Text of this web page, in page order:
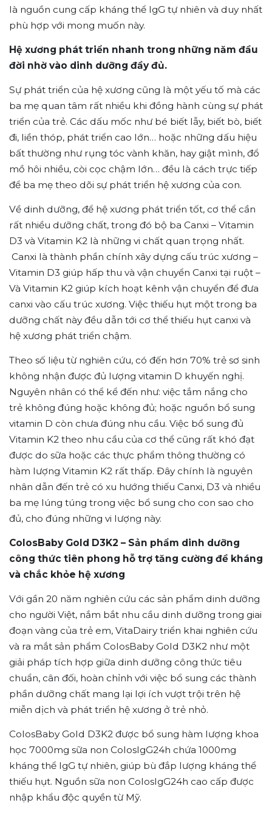
là nguồn cung cấp kháng thể IgG tự nhiên và duy nhất
phù hợp với mong muốn này.
Hệ xương phát triển nhanh trong những năm đầu
đời nhờ vào dinh dưỡng đầy đủ.
Sự phát triển của hệ xương cũng là một yếu tố mà các
ba mẹ quan tâm rất nhiều khi đồng hành cùng sự phát
triển của trẻ. Các dấu mốc như bé biết lẫy, biết bò, biết
đi, liền thóp, phát triển cao lớn… hoặc những dấu hiệu
bất thường như rụng tóc vành khăn, hay giật mình, đổ
mồ hôi nhiều, còi cọc chậm lớn… đều là cách trực tiếp
để ba mẹ theo dõi sự phát triển hệ xương của con.
Về dinh dưỡng, để hệ xương phát triển tốt, cơ thể cần
rất nhiều dưỡng chất, trong đó bộ ba Canxi – Vitamin
D3 và Vitamin K2 là những vi chất quan trọng nhất.
Canxi là thành phần chính xây dựng cấu trúc xương –
Vitamin D3 giúp hấp thu và vận chuyển Canxi tại ruột –
Và Vitamin K2 giúp kích hoạt kênh vận chuyển để đưa
canxi vào cấu trúc xương. Việc thiếu hụt một trong ba
dưỡng chất này đều dẫn tới cơ thể thiếu hụt canxi và
hệ xương phát triển chậm.
Theo số liệu từ nghiên cứu, có đến hơn 70% trẻ sơ sinh
không nhận được đủ lượng vitamin D khuyến nghị.
Nguyên nhân có thể kể đến như: việc tắm nắng cho
trẻ không đúng hoặc không đủ; hoặc nguồn bổ sung
vitamin D còn chưa đúng nhu cầu. Việc bổ sung đủ
Vitamin K2 theo nhu cầu của cơ thể cũng rất khó đạt
được do sữa hoặc các thực phẩm thông thường có
hàm lượng Vitamin K2 rất thấp. Đây chính là nguyên
nhân dẫn đến trẻ có xu hướng thiếu Canxi, D3 và nhiều
ba mẹ lúng túng trong việc bổ sung cho con sao cho
đủ, cho đúng những vi lượng này.
ColosBaby Gold D3K2 – Sản phẩm dinh dưỡng
công thức tiên phong hỗ trợ tăng cường đề kháng
và chắc khỏe hệ xương
Với gần 20 năm nghiên cứu các sản phẩm dinh dưỡng
cho người Việt, nắm bắt nhu cầu dinh dưỡng trong giai
đoạn vàng của trẻ em, VitaDairy triển khai nghiên cứu
và ra mắt sản phẩm ColosBaby Gold D3K2 như một
giải pháp tích hợp giữa dinh dưỡng công thức tiêu
chuẩn, cân đối, hoàn chỉnh với việc bổ sung các thành
phần dưỡng chất mang lại lợi ích vượt trội trên hệ
miễn dịch và phát triển hệ xương ở trẻ nhỏ.
ColosBaby Gold D3K2 được bổ sung hàm lượng khoa
học 7000mg sữa non ColosIgG24h chứa 1000mg
kháng thể IgG tự nhiên, giúp bù đắp lượng kháng thể
thiếu hụt. Nguồn sữa non ColosIgG24h cao cấp được
nhập khẩu độc quyền từ Mỹ.